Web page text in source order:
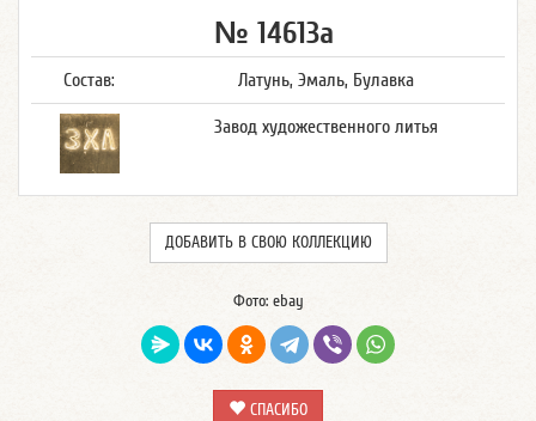
№ 14613а
Состав: Латунь, Эмаль, Булавка
Завод художественного литья
ДОБАВИТЬ В СВОЮ КОЛЛЕКЦИЮ
Фото: ebay
СПАСИБО